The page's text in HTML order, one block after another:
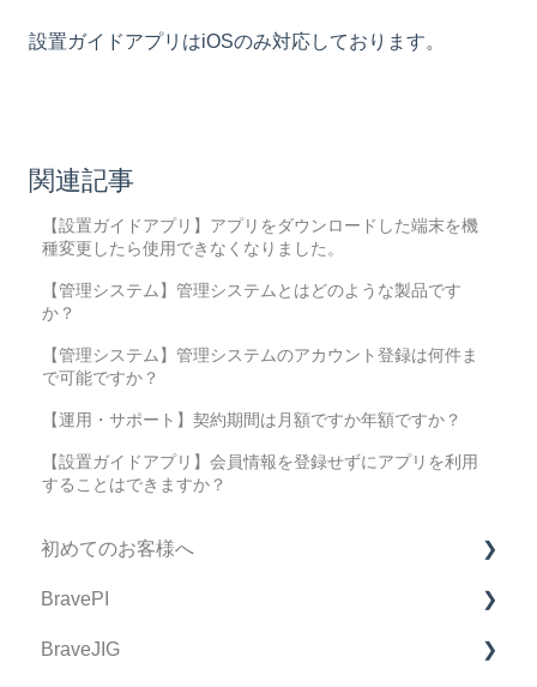
設置ガイドアプリはiOSのみ対応しております。
関連記事
【設置ガイドアプリ】アプリをダウンロードした端末を機
種変更したら使用できなくなりました。
【管理システム】管理システムとはどのような製品です
か？
【管理システム】管理システムのアカウント登録は何件ま
で可能ですか？
【運用・サポート】契約期間は月額ですか年額ですか？
【設置ガイドアプリ】会員情報を登録せずにアプリを利用
することはできますか？
初めてのお客様へ
製品購入に関してのFAQ
BravePI
BravePI FAQ
BraveJIG